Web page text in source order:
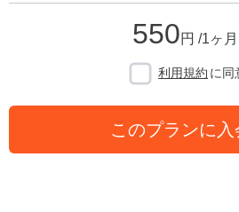
550円 /1ヶ
利用規約 に同
このプランに入